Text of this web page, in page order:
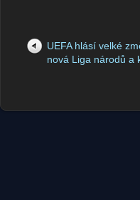
UEFA hlásí velké
nová Liga národů a